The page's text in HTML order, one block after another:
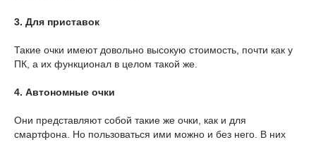
3. Для приставок
Такие очки имеют довольно высокую стоимость, почти как у
ПК, а их функционал в целом такой же.
4. Автономные очки
Они представляют собой такие же очки, как и для
смартфона. Но пользоваться ими можно и без него. В них